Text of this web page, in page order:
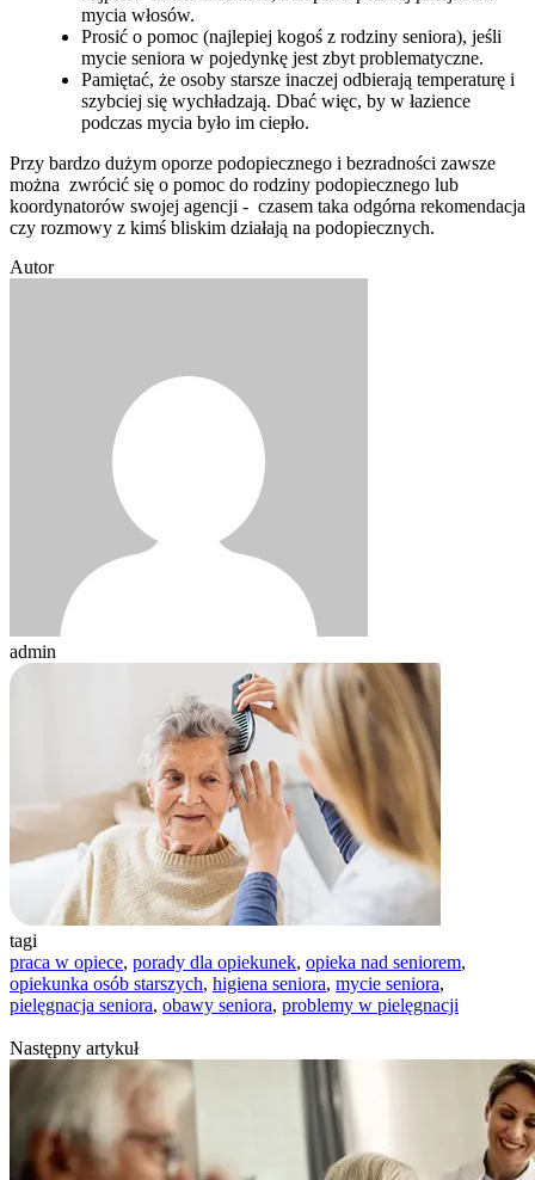
mycia włosów.
Prosić o pomoc (najlepiej kogoś z rodziny seniora), jeśli
mycie seniora w pojedynkę jest zbyt problematyczne.
Pamiętać, że osoby starsze inaczej odbierają temperaturę i
szybciej się wychładzają. Dbać więc, by w łazience
podczas mycia było im ciepło.
Przy bardzo dużym oporze podopiecznego i bezradności zawsze
można zwrócić się o pomoc do rodziny podopiecznego lub
koordynatorów swojej agencji - czasem taka odgórna rekomendacja
czy rozmowy z kimś bliskim działają na podopiecznych.
Autor
admin
tagi
praca w opiece, porady dla opiekunek, opieka nad seniorem,
opiekunka osób starszych, higiena seniora, mycie seniora,
pielęgnacja seniora, obawy seniora, problemy w pielęgnacji
Następny artykuł